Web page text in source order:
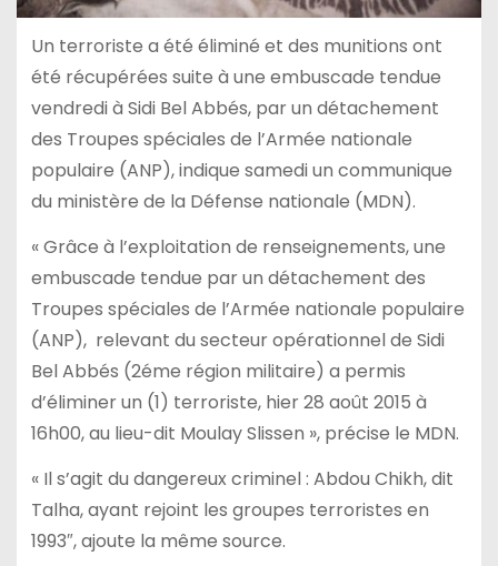
Un terroriste a été éliminé et des munitions ont
été récupérées suite à une embuscade tendue
vendredi à Sidi Bel Abbés, par un détachement
des Troupes spéciales de l’Armée nationale
populaire (ANP), indique samedi un communique
du ministère de la Défense nationale (MDN).
« Grâce à l’exploitation de renseignements, une
embuscade tendue par un détachement des
Troupes spéciales de l’Armée nationale populaire
(ANP), relevant du secteur opérationnel de Sidi
Bel Abbés (2éme région militaire) a permis
d’éliminer un (1) terroriste, hier 28 août 2015 à
16h00, au lieu-dit Moulay Slissen », précise le MDN.
« Il s’agit du dangereux criminel : Abdou Chikh, dit
Talha, ayant rejoint les groupes terroristes en
1993″, ajoute la même source.